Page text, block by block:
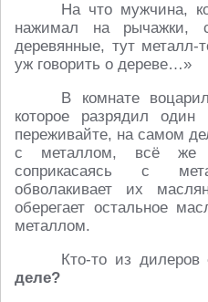
На что мужчина,
нажимал на рычажки,
деревянные, тут металл-
уж говорить о дереве…»
В комнате
которое разрядил
переживайте, на самом
с металлом, всё же
соприкасаясь с
обволакивает их
оберегает остальное
металлом.
Кто-то из дилеров
деле?